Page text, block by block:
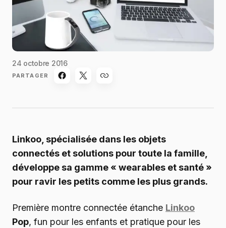
24 octobre 2016
PARTAGER
Linkoo, spécialisée dans les objets
connectés et solutions pour toute la famille,
développe sa gamme « wearables et santé »
pour ravir les petits comme les plus grands.
Première montre connectée étanche Linkoo
Pop, fun pour les enfants et pratique pour les